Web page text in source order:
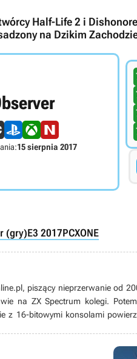
Half-Life 2 i
na Dzikim
15 sierpnia 2017
(gry)E3 2017PCXONE
piszący nieprzerwanie od
na ZX Spectrum kolegi.
z 16-bitowymi konsolami